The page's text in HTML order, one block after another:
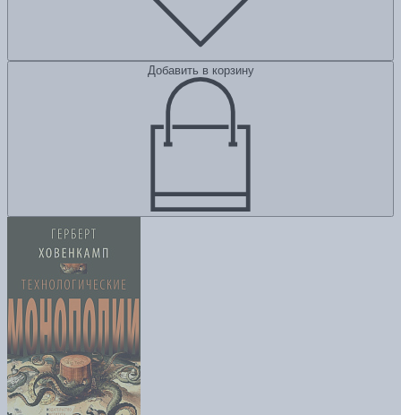
Добавить в корзину